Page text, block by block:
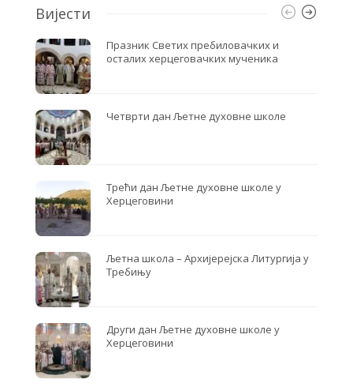
Вијести
Празник Светих пребиловачких и
осталих херцеговачких мученика
Четврти дан Љетне духовне школе
Трећи дан Љетне духовне школе у
Херцеговини
Љетна школа – Архијерејска Литургија у
Требињу
Други дан Љетне духовне школе у
Херцеговини